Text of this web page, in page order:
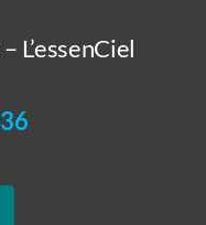
L’essenCiel